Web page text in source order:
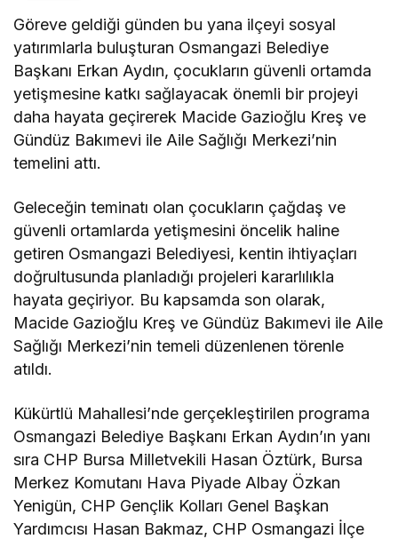
Göreve geldiği günden bu yana ilçeyi sosyal
yatırımlarla buluşturan Osmangazi Belediye
Başkanı Erkan Aydın, çocukların güvenli ortamda
yetişmesine katkı sağlayacak önemli bir projeyi
daha hayata geçirerek Macide Gazioğlu Kreş ve
Gündüz Bakımevi ile Aile Sağlığı Merkezi’nin
temelini attı.
Geleceğin teminatı olan çocukların çağdaş ve
güvenli ortamlarda yetişmesini öncelik haline
getiren Osmangazi Belediyesi, kentin ihtiyaçları
doğrultusunda planladığı projeleri kararlılıkla
hayata geçiriyor. Bu kapsamda son olarak,
Macide Gazioğlu Kreş ve Gündüz Bakımevi ile Aile
Sağlığı Merkezi’nin temeli düzenlenen törenle
atıldı.
Kükürtlü Mahallesi’nde gerçekleştirilen programa
Osmangazi Belediye Başkanı Erkan Aydın’ın yanı
sıra CHP Bursa Milletvekili Hasan Öztürk, Bursa
Merkez Komutanı Hava Piyade Albay Özkan
Yenigün, CHP Gençlik Kolları Genel Başkan
Yardımcısı Hasan Bakmaz, CHP Osmangazi İlçe